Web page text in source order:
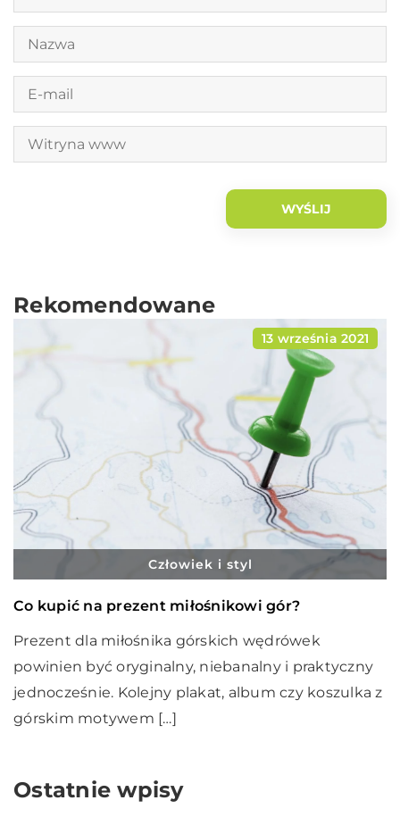
Rekomendowane
13 września 2021
Człowiek i styl
Co kupić na prezent miłośnikowi gór?
Prezent dla miłośnika górskich wędrówek
powinien być oryginalny, niebanalny i praktyczny
jednocześnie. Kolejny plakat, album czy koszulka z
górskim motywem […]
Ostatnie wpisy